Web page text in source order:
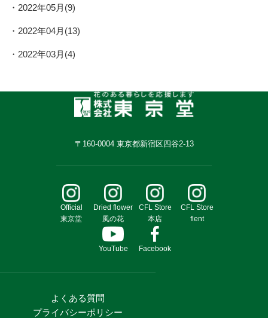
2022年05月(9)
2022年04月(13)
2022年03月(4)
〒160-0004 東京都新宿区四谷2-13
Official
東京堂
Dried flower
風の花
CFL Store
本店
CFL Store
flent
YouTube Facebook
よくある質問
プライバシーポリシー